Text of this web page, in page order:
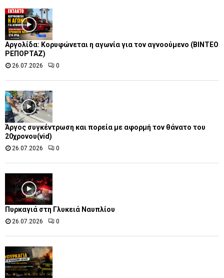
Αργολίδα: Κορυφώνεται η αγωνία για τον αγνοούμενο (ΒΙΝΤΕΟ
ΡΕΠΟΡΤΑΖ)
26.07.2026 0
Άργος συγκέντρωση και πορεία με αφορμή τον θάνατο του
20χρονου(vid)
26.07.2026 0
Πυρκαγιά στη Γλυκειά Ναυπλίου
26.07.2026 0